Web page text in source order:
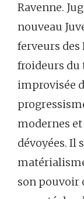
Ravenne.
nouveau
ferveurs des
froideurs du
improvisée
modernes et
dévoyées. Il
son pouvoir